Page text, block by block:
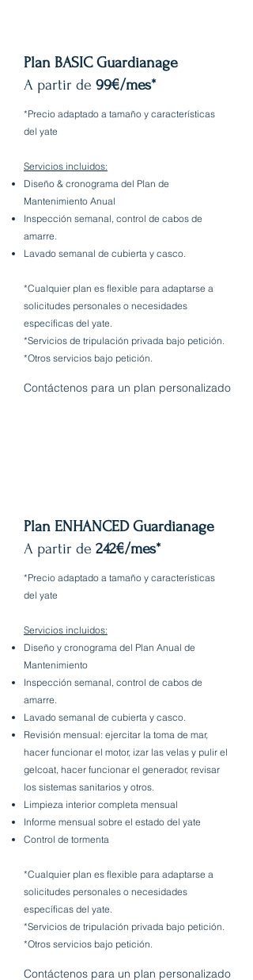
Plan BASIC Guardianage
A partir de 99€/mes*
*Precio adaptado a tamaño y características
del yate
Servicios incluidos:
Diseño & cronograma del Plan de
Mantenimiento Anual
Inspección semanal, control de cabos de
amarre.
Lavado semanal de cubierta y casco.
*Cualquier plan es flexible para adaptarse a
solicitudes personales o necesidades
específicas del yate.
*Servicios de tripulación privada bajo petición.
*Otros servicios bajo petición.
Contáctenos para un plan personalizado
Plan ENHANCED Guardianage
A partir de 242€/mes*
*Precio adaptado a tamaño y características
del yate
Servicios incluidos:
Diseño y cronograma del Plan Anual de
Mantenimiento
Inspección semanal, control de cabos de
amarre.
Lavado semanal de cubierta y casco.
Revisión mensual: ejercitar la toma de mar,
hacer funcionar el motor, izar las velas y pulir el
gelcoat, hacer funcionar el generador, revisar
los sistemas sanitarios y otros.
Limpieza interior completa mensual
Informe mensual sobre el estado del yate
Control de tormenta
*Cualquier plan es flexible para adaptarse a
solicitudes personales o necesidades
específicas del yate.
*Servicios de tripulación privada bajo petición.
*Otros servicios bajo petición.
Contáctenos para un plan personalizado